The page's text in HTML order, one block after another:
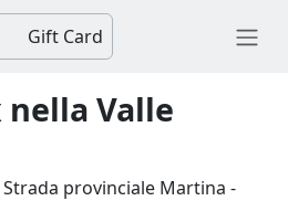
Gift Card
Valle
provinciale Martina -